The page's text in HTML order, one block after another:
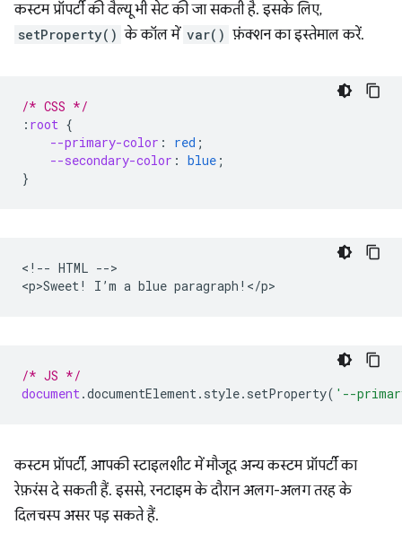
कस्टम प्रॉपर्टी की वैल्यू भी सेट की जा सकती है. इसके लिए,
setProperty() के कॉल में var() फ़ंक्शन का इस्तेमाल करें.
/* CSS */
: root {
--primary-color : red ;
--secondary-color : blue ;
}
<!-- HTML -->
/* JS */
document.documentElement. style. setProperty( '--
कस्टम प्रॉपर्टी, आपकी स्टाइलशीट में मौजूद अन्य कस्टम प्रॉपर्टी का
रेफ़रंस दे सकती हैं. इससे, रनटाइम के दौरान अलग-अलग तरह के
दिलचस्प असर पड़ सकते हैं.